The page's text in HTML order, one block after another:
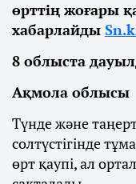
өрттің жоғары
хабарлайды
8 облыста
Ақмола облысы
Түнде және
солтүстігінде
өрт қаупі, ал